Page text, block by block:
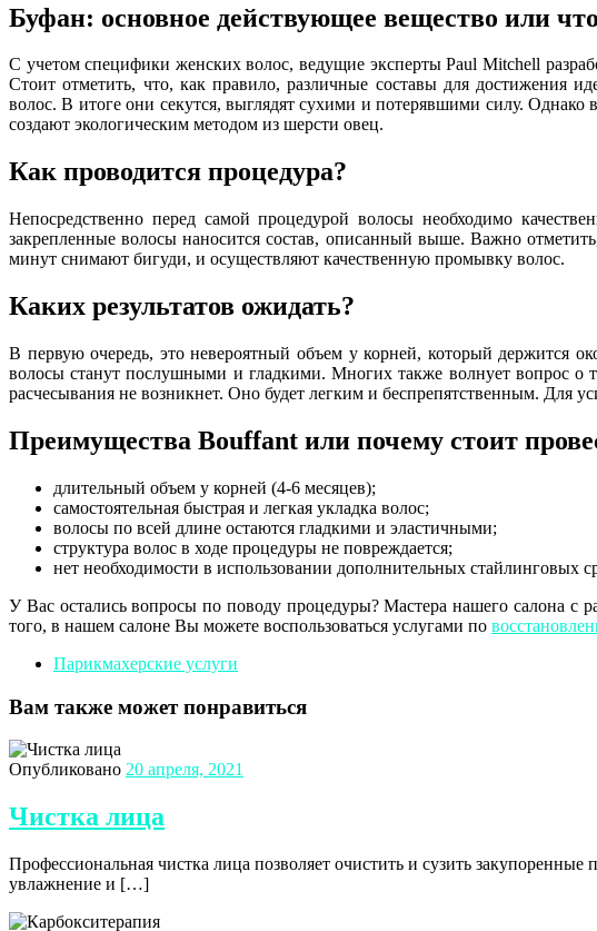
Буфан: основное действующее вещество или
С учетом специфики женских волос, ведущие эксперты Paul Mitchell
Стоит отметить, что, как правило, различные составы для достижения
волос. В итоге они секутся, выглядят сухими и потерявшими силу. Однако
создают экологическим методом из шерсти овец.
Как проводится процедура?
Непосредственно перед самой процедурой волосы необходимо
закрепленные волосы наносится состав, описанный выше. Важно
минут снимают бигуди, и осуществляют качественную промывку волос.
Каких результатов ожидать?
В первую очередь, это невероятный объем у корней, который держится
волосы станут послушными и гладкими. Многих также волнует вопрос о
расчесывания не возникнет. Оно будет легким и беспрепятственным. Для
Преимущества Bouffant или почему стоит
длительный объем у корней (4-6 месяцев);
самостоятельная быстрая и легкая укладка волос;
волосы по всей длине остаются гладкими и эластичными;
структура волос в ходе процедуры не повреждается;
нет необходимости в использовании дополнительных стайлинговых
У Вас остались вопросы по поводу процедуры? Мастера нашего салона с
того, в нашем салоне Вы можете воспользоваться услугами по
Парикмахерские услуги
Вам также может понравиться
Опубликовано 20 апреля, 2021
Чистка лица
Профессиональная чистка лица позволяет очистить и сузить
увлажнение и […]